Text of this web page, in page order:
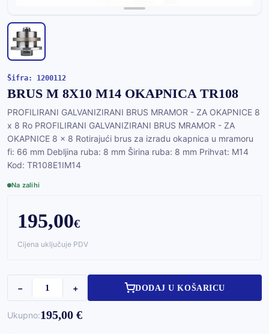
Šifra: 1200112
BRUS M 8X10 M14 OKAPNICA TR108
PROFILIRANI GALVANIZIRANI BRUS MRAMOR - ZA OKAPNICE 8
x 8 Ro PROFILIRANI GALVANIZIRANI BRUS MRAMOR - ZA
OKAPNICE 8 x 8 Rotirajući brus za izradu okapnica u mramoru
fi: 66 mm Debljina ruba: 8 mm Širina ruba: 8 mm Prihvat: M14
Kod: TR108E1IM14
Na zalihi
195,00€
Cijena uključuje PDV
− + DODAJ U KOŠARICU
Ukupno:195,00 €